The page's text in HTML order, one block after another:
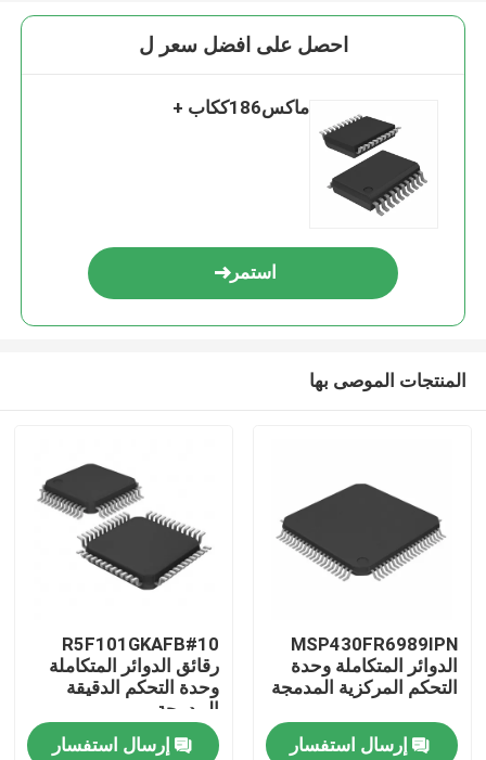
احصل على افضل سعر ل
ماكس186ككاب +
استمر
المنتجات الموصى بها
MSP430FR6989IPN
الدوائر المتكاملة وحدة
التحكم المركزية المدمجة
إرسال استفسار
R5F101GKAFB#10
رقائق الدوائر المتكاملة
وحدة التحكم الدقيقة
المدمجة
إرسال استفسار